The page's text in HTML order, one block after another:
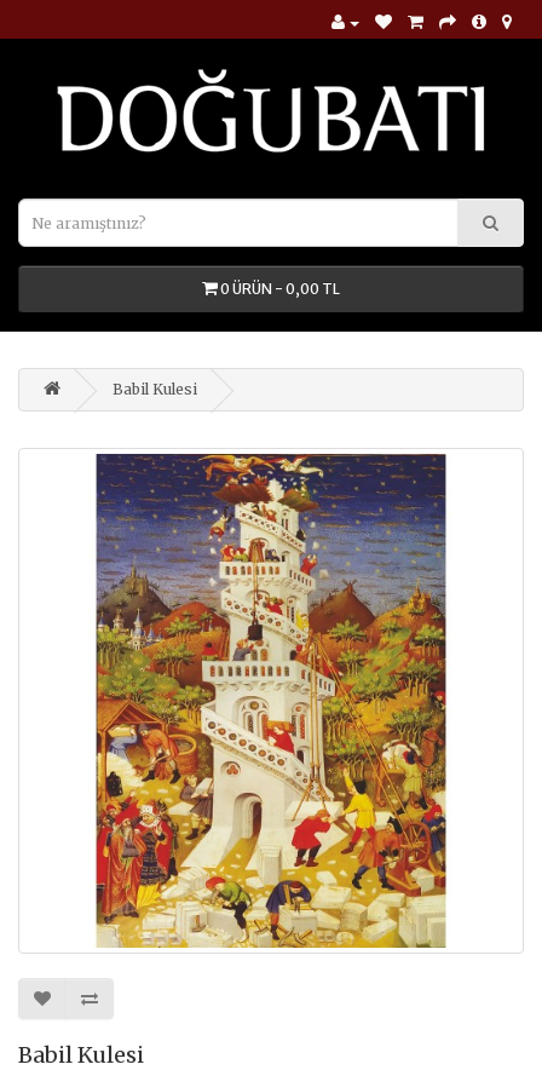
0 ÜRÜN - 0,00 TL
Babil Kulesi
Babil Kulesi